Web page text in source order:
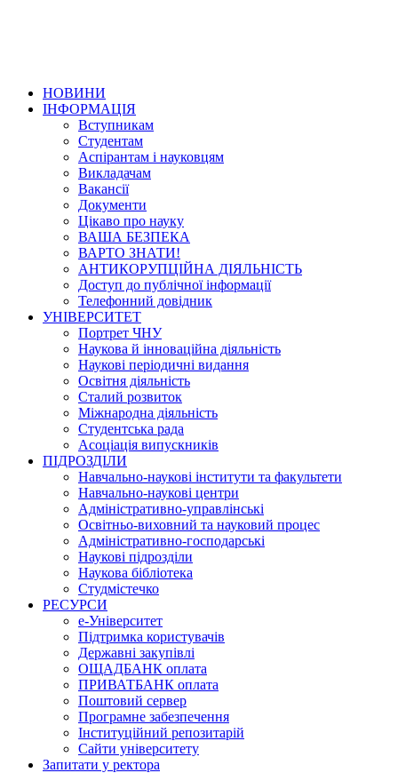
НОВИНИ
ІНФОРМАЦІЯ
Вступникам
Студентам
Аспірантам і науковцям
Викладачам
Вакансії
Документи
Цікаво про науку
ВАША БЕЗПЕКА
ВАРТО ЗНАТИ!
АНТИКОРУПЦІЙНА ДІЯЛЬНІСТЬ
Доступ до публічної інформації
Телефонний довідник
УНІВЕРСИТЕТ
Портрет ЧНУ
Наукова й інноваційна діяльність
Наукові періодичні видання
Освітня діяльність
Сталий розвиток
Міжнародна діяльність
Студентська рада
Асоціація випускників
ПІДРОЗДІЛИ
Навчально-наукові інститути та факультети
Навчально-наукові центри
Адміністративно-управлінські
Освітньо-виховний та науковий процес
Адміністративно-господарські
Наукові підрозділи
Наукова бібліотека
Студмістечко
РЕСУРСИ
е-Університет
Підтримка користувачів
Державні закупівлі
ОЩАДБАНК оплата
ПРИВАТБАНК оплата
Поштовий сервер
Програмне забезпечення
Інституційний репозитарій
Сайти університету
Запитати у ректора